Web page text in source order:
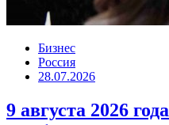
Бизнес
Россия
28.07.2026
9 августа 2026